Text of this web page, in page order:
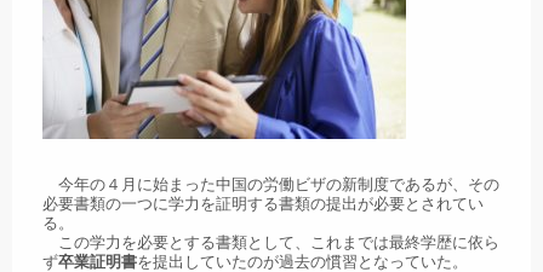
今年の４月に始まった中国の労働ビザの新制度であるが、その
必要書類の一つに学力を証明する書類の提出が必要とされてい
る。
この学力を必要とする書類として、これまでは最終学歴に依ら
ず卒業証明書を提出していたのが過去の慣習となっていた。